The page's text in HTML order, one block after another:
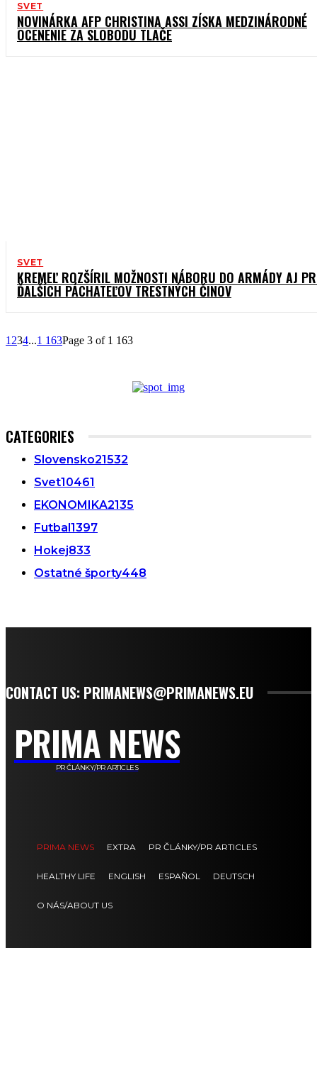
SVET
NOVINÁRKA AFP CHRISTINA ASSI ZÍSKA MEDZINÁRODNÉ
OCENENIE ZA SLOBODU TLAČE
SVET
KREMEĽ ROZŠÍRIL MOŽNOSTI NÁBORU DO ARMÁDY AJ
ĎALŠÍCH PÁCHATEĽOV TRESTNÝCH ČINOV
1 234...1 163Page 3 of 1 163
CATEGORIES
Slovensko21532
Svet10461
EKONOMIKA2135
Futbal1397
Hokej833
Ostatné športy448
CONTACT US: PRIMANEWS@PRIMANEWS.EU
PRIMA NEWS
PR ČLÁNKY/PR ARTICLES
PRIMA NEWS EXTRA PR ČLÁNKY/PR ARTICLES
HEALTHY LIFE ENGLISH ESPAÑOL DEUTSCH
O NÁS/ABOUT US